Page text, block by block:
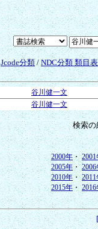
Jcode分類/NDC分類 類目
谷川健一文
谷川健一文
検索
2000年・2001
2005年・2006
2010年・2011
2015年・2016